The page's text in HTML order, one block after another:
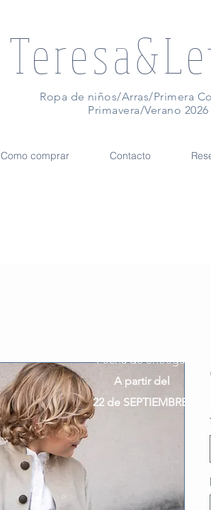
Ropa de niños/Arras/Primera
Primavera/Verano 2026
Como comprar Contacto
Fecha de entrega:
A partir del
22 de SEPTIEMBRE.